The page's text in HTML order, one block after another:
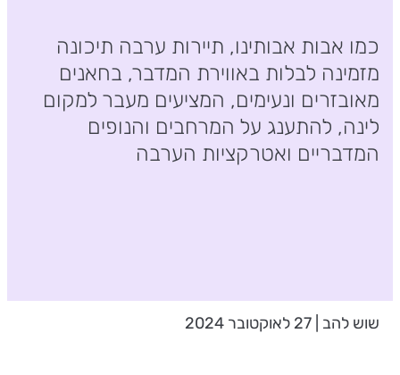
כמו אבות אבותינו, תיירות ערבה תיכונה
מזמינה לבלות באווירת המדבר, בחאנים
מאובזרים ונעימים, המציעים מעבר למקום
לינה, להתענג על המרחבים והנופים
המדבריים ואטרקציות הערבה
שוש להב | 27 לאוקטובר 2024